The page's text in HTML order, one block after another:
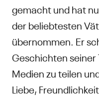
gemacht und hat
der beliebtesten
übernommen. Er
Geschichten seiner
Medien zu teilen
Liebe,